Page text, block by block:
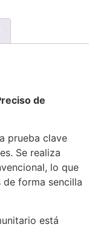
de
prueba clave
Se realiza
lo que
forma sencilla
está